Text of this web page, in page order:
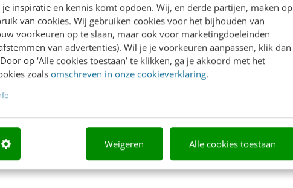
inspiratie en kennis komt opdoen. Wij, en derde partijen, maken op
van cookies. Wij gebruiken cookies voor het bijhouden van
voorkeuren op te slaan, maar ook voor marketingdoeleinden
van advertenties). Wil je je voorkeuren aanpassen, klik dan
op ‘Alle cookies toestaan’ te klikken, ga je akkoord met het
zoals omschreven in onze cookieverklaring.
Weigeren Alle cookies toestaan